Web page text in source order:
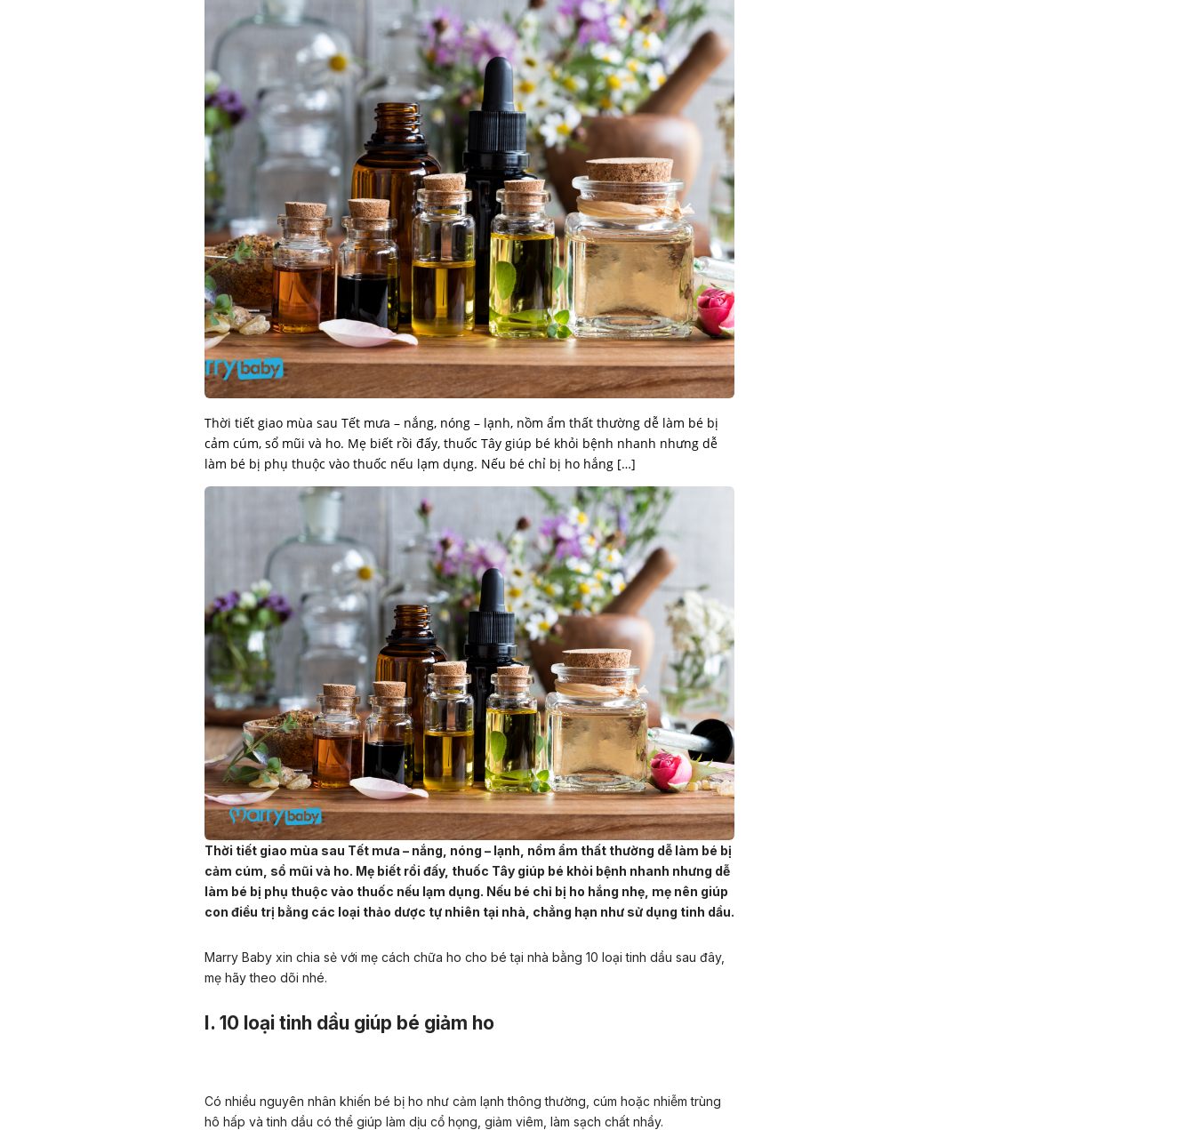
Thời tiết giao mùa sau Tết mưa – nắng, nóng – lạnh, nồm ẩm thất thường dễ làm bé bị
cảm cúm, sổ mũi và ho. Mẹ biết rồi đấy, thuốc Tây giúp bé khỏi bệnh nhanh nhưng dễ
làm bé bị phụ thuộc vào thuốc nếu lạm dụng. Nếu bé chỉ bị ho hắng […]
Thời tiết giao mùa sau Tết mưa – nắng, nóng – lạnh, nồm ẩm thất thường dễ làm bé bị
cảm cúm , sổ mũi và ho. Mẹ biết rồi đấy, thuốc Tây giúp bé khỏi bệnh nhanh nhưng dễ
làm bé bị phụ thuộc vào thuốc nếu lạm dụng. Nếu bé chỉ bị ho hắng nhẹ, mẹ nên giúp
con điều trị bằng các loại thảo dược tự nhiên tại nhà, chẳng hạn như sử dụng tinh dầu.
Marry Baby xin chia sẻ với mẹ cách chữa ho cho bé tại nhà bằng 10 loại tinh dầu sau đây,
mẹ hãy theo dõi nhé.
I. 10 loại tinh dầu giúp bé giảm ho
Có nhiều nguyên nhân khiến bé bị ho như cảm lạnh thông thường, cúm hoặc nhiễm trùng
hô hấp và tinh dầu có thể giúp làm dịu cổ họng, giảm viêm, làm sạch chất nhầy.